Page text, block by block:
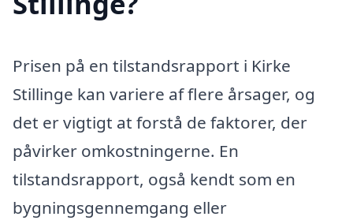
Prisen på en tilstandsrapport i Kirke
Stillinge kan variere af flere årsager, og
det er vigtigt at forstå de faktorer, der
påvirker omkostningerne. En
tilstandsrapport, også kendt som en
bygningsgennemgang eller